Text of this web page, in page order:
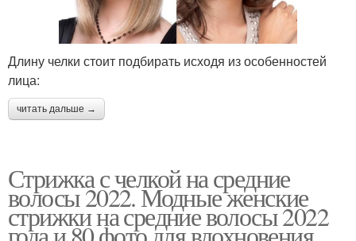
Длину челки стоит подбирать исходя из особенностей
лица:
читать дальше →
Стрижка с челкой на средние
волосы 2022. Модные женские
стрижки на средние волосы 2022